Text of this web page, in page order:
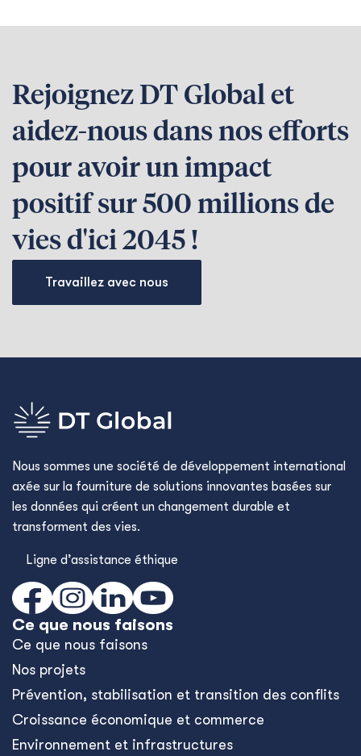
Rejoignez DT Global et
aidez-nous dans nos efforts
pour avoir un impact
positif sur 500 millions de
vies d'ici 2045 !
Travaillez avec nous
Nous sommes une société de développement international
axée sur la fourniture de solutions innovantes basées sur
les données qui créent un changement durable et
transforment des vies.
Ligne d’assistance éthique
Ce que nous faisons
Ce que nous faisons
Nos projets
Prévention, stabilisation et transition des conflits
Croissance économique et commerce
Environnement et infrastructures